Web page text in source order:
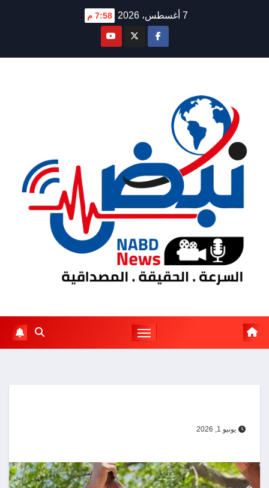
7 أغسطس، 2026 7:58 م
يونيو 1, 2026